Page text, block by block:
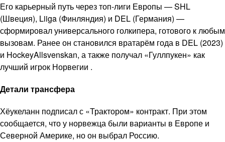
Его карьерный путь через топ-лиги Европы — SHL
(Швеция), Liiga (Финляндия) и DEL (Германия) —
сформировал универсального голкипера, готового к любым
вызовам. Ранее он становился вратарём года в DEL (2023)
и HockeyAllsvenskan, а также получал «Гуллпукен» как
лучший игрок Норвегии .
Детали трансфера
Хёукеланн подписал с «Трактором» контракт. При этом
сообщается, что у норвежца были варианты в Европе и
Северной Америке, но он выбрал Россию.